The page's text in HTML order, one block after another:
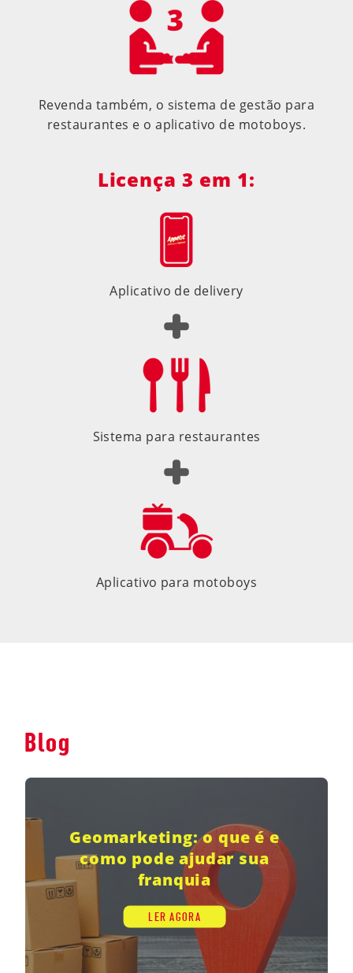
Revenda também, o sistema de gestão para
restaurantes e o aplicativo de motoboys.
Licença 3 em 1:
Aplicativo de delivery
Sistema para restaurantes
Aplicativo para motoboys
Blog
Geomarketing: o que é e
como pode ajudar sua
franquia
LER AGORA